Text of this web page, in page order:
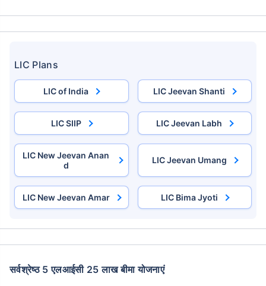
LIC Plans
LIC of India LIC Jeevan Shanti
LIC SIIP LIC Jeevan Labh
LIC New Jeevan Anan
d
LIC Jeevan Umang
LIC New Jeevan Amar LIC Bima Jyoti
सर्वश्रेष्ठ 5 एलआईसी 25 लाख बीमा योजनाएं